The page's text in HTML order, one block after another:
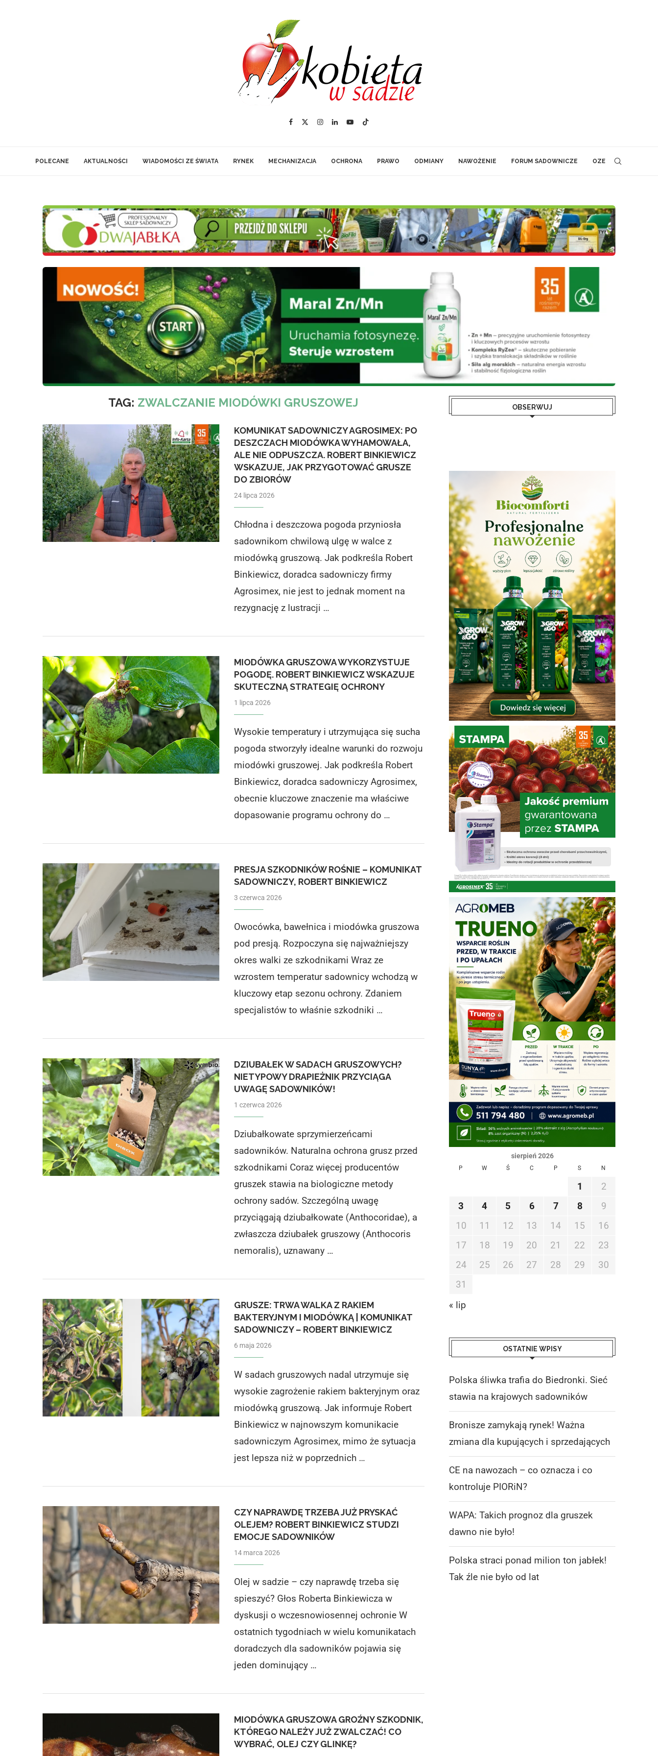
POLECANE AKTUALNOŚCI WIADOMOŚCI ZE ŚWIATA RYNEK MECHANIZACJA OCHRONA PRAWO ODMIANY NAWOŻENIE FORUM SADOWNICZE OZE
TAG: ZWALCZANIE MIODÓWKI GRUSZOWEJ
KOMUNIKAT SADOWNICZY AGROSIMEX: PO
DESZCZACH MIODÓWKA WYHAMOWAŁA,
ALE NIE ODPUSZCZA. ROBERT BINKIEWICZ
WSKAZUJE, JAK PRZYGOTOWAĆ GRUSZE
DO ZBIORÓW
24 lipca 2026
Chłodna i deszczowa pogoda przyniosła
sadownikom chwilową ulgę w walce z
miodówką gruszową. Jak podkreśla Robert
Binkiewicz, doradca sadowniczy firmy
Agrosimex, nie jest to jednak moment na
rezygnację z lustracji …
MIODÓWKA GRUSZOWA WYKORZYSTUJE
POGODĘ. ROBERT BINKIEWICZ WSKAZUJE
SKUTECZNĄ STRATEGIĘ OCHRONY
1 lipca 2026
Wysokie temperatury i utrzymująca się sucha
pogoda stworzyły idealne warunki do rozwoju
miodówki gruszowej. Jak podkreśla Robert
Binkiewicz, doradca sadowniczy Agrosimex,
obecnie kluczowe znaczenie ma właściwe
dopasowanie programu ochrony do …
PRESJA SZKODNIKÓW ROŚNIE – KOMUNIKAT
SADOWNICZY, ROBERT BINKIEWICZ
3 czerwca 2026
Owocówka, bawełnica i miodówka gruszowa
pod presją. Rozpoczyna się najważniejszy
okres walki ze szkodnikami Wraz ze
wzrostem temperatur sadownicy wchodzą w
kluczowy etap sezonu ochrony. Zdaniem
specjalistów to właśnie szkodniki …
DZIUBAŁEK W SADACH GRUSZOWYCH?
NIETYPOWY DRAPIEŻNIK PRZYCIĄGA
UWAGĘ SADOWNIKÓW!
1 czerwca 2026
Dziubałkowate sprzymierzeńcami
sadowników. Naturalna ochrona grusz przed
szkodnikami Coraz więcej producentów
gruszek stawia na biologiczne metody
ochrony sadów. Szczególną uwagę
przyciągają dziubałkowate (Anthocoridae), a
zwłaszcza dziubałek gruszowy (Anthocoris
nemoralis), uznawany …
GRUSZE: TRWA WALKA Z RAKIEM
BAKTERYJNYM I MIODÓWKĄ | KOMUNIKAT
SADOWNICZY – ROBERT BINKIEWICZ
6 maja 2026
W sadach gruszowych nadal utrzymuje się
wysokie zagrożenie rakiem bakteryjnym oraz
miodówką gruszową. Jak informuje Robert
Binkiewicz w najnowszym komunikacie
sadowniczym Agrosimex, mimo że sytuacja
jest lepsza niż w poprzednich …
CZY NAPRAWDĘ TRZEBA JUŻ PRYSKAĆ
OLEJEM? ROBERT BINKIEWICZ STUDZI
EMOCJE SADOWNIKÓW
14 marca 2026
Olej w sadzie – czy naprawdę trzeba się
spieszyć? Głos Roberta Binkiewicza w
dyskusji o wczesnowiosennej ochronie W
ostatnich tygodniach w wielu komunikatach
doradczych dla sadowników pojawia się
jeden dominujący …
MIODÓWKA GRUSZOWA GROŹNY SZKODNIK,
KTÓREGO NALEŻY JUŻ ZWALCZAĆ! CO
WYBRAĆ, OLEJ CZY GLINKĘ?
OBSERWUJ
sierpień 2026
P W Ś C P S N
1
2
3
4 5 6 7 8
9
10
11 12 13 14 15
16
17
18 19 20 21 22
23
24
25 26 27 28 29
30
31
« lip
OSTATNIE WPISY
Polska śliwka trafia do Biedronki. Sieć
stawia na krajowych sadowników
Bronisze zamykają rynek! Ważna
zmiana dla kupujących i sprzedających
CE na nawozach – co oznacza i co
kontroluje PIORiN?
WAPA: Takich prognoz dla gruszek
dawno nie było!
Polska straci ponad milion ton jabłek!
Tak źle nie było od lat